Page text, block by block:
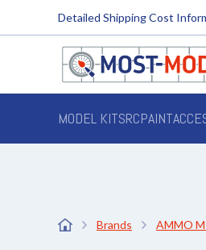
Detailed Shipping Cost
MODEL KITSRCPAINT
Brands AMMO